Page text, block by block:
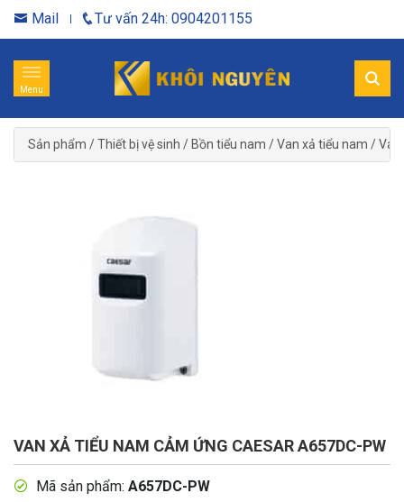
Mail Tư vấn 24h: 0904201155
Menu
Sản phẩm /Thiết bị vệ sinh / Bồn tiểu nam /Van xả tiểu nam /Van
VAN XẢ TIỂU NAM CẢM ỨNG CAESAR A657DC-PW
Mã sản phẩm: A657DC-PW